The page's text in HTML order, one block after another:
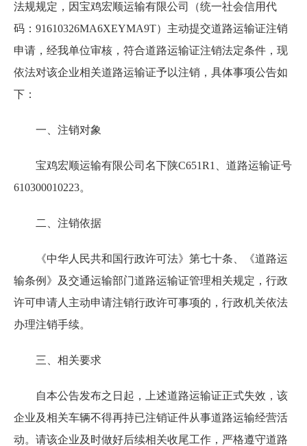
法规规定，因宝鸡宏顺运输有限公司（统一社会信用代
码：91610326MA6XEYMA9T）主动提交道路运输证注销
申请，经我单位审核，符合道路运输证注销法定条件，现
依法对该企业相关道路运输证予以注销，具体事项公告如
下：
一、注销对象
宝鸡宏顺运输有限公司名下陕C651R1、道路运输证号
610300010223。
二、注销依据
《中华人民共和国行政许可法》第七十条、《道路运
输条例》及交通运输部门道路运输证管理相关规定，行政
许可申请人主动申请注销行政许可事项的，行政机关依法
办理注销手续。
三、相关要求
自本公告发布之日起，上述道路运输证正式失效，该
企业及相关车辆不得再持已注销证件从事道路运输经营活
动。请该企业及时做好后续相关收尾工作，严格遵守道路